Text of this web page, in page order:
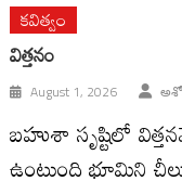
కవిత్వం
విత్తనం
August 1, 2026
బహుశా సృష్టిలో
ఉంటుంది భూమిని